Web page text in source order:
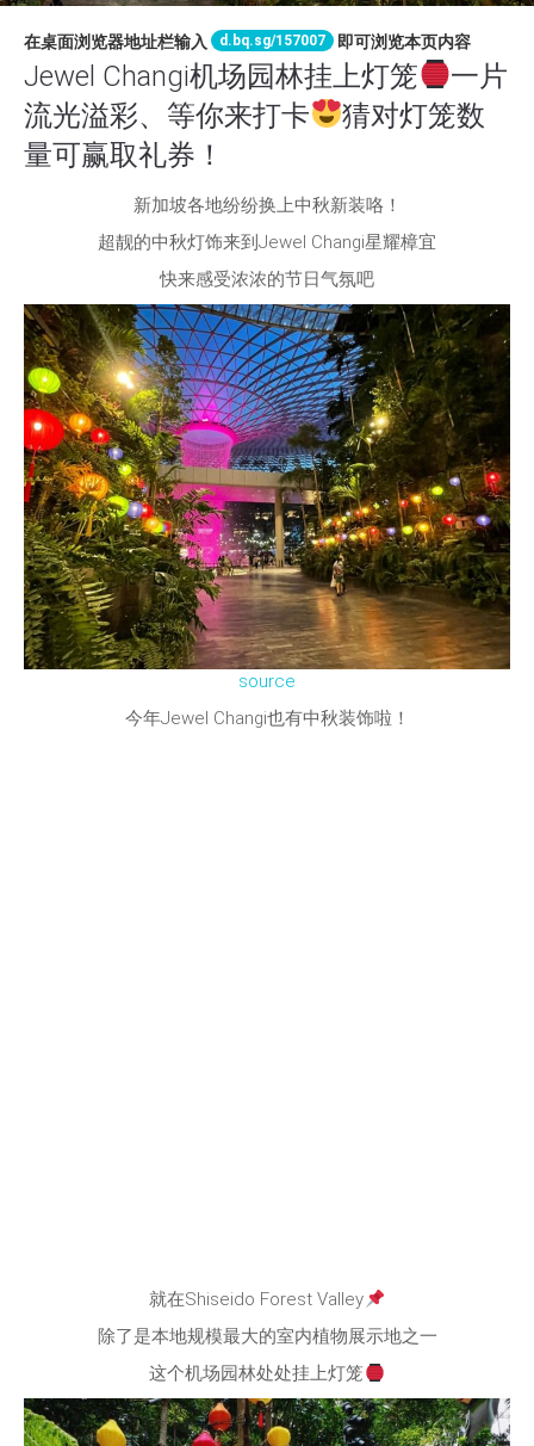
在桌面浏览器地址栏输入 d.bq.sg/157007 即可浏览本页内容
Jewel Changi机场园林挂上灯笼
一片
流光溢彩、等你来打卡
猜对灯笼数
量可赢取礼券！
新加坡各地纷纷换上中秋新装咯！
超靓的中秋灯饰来到Jewel Changi星耀樟宜
快来感受浓浓的节日气氛吧
source
今年Jewel Changi也有中秋装饰啦！
就在Shiseido Forest Valley
除了是本地规模最大的室内植物展示地之一
这个机场园林处处挂上灯笼